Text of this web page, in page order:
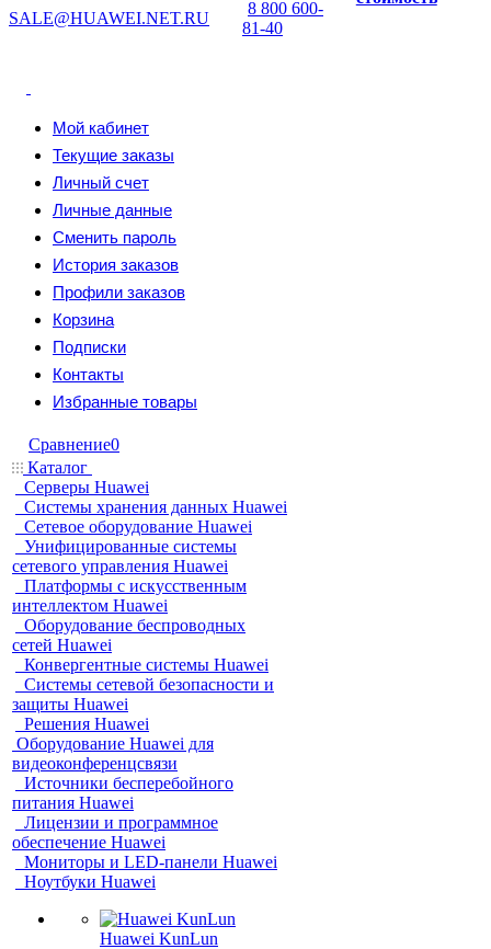
SALE@HUAWEI.NET.RU
8 800 600-
81-40
Мой кабинет
Текущие заказы
Личный счет
Личные данные
Сменить пароль
История заказов
Профили заказов
Корзина
Подписки
Контакты
Избранные товары
Сравнение0
Каталог
Серверы Huawei
Системы хранения данных Huawei
Сетевое оборудование Huawei
Унифицированные системы
сетевого управления Huawei
Платформы с искусственным
интеллектом Huawei
Оборудование беспроводных
сетей Huawei
Конвергентные системы Huawei
Системы сетевой безопасности и
защиты Huawei
Решения Huawei
Оборудование Huawei для
видеоконференцсвязи
Источники бесперебойного
питания Huawei
Лицензии и программное
обеспечение Huawei
Мониторы и LED-панели Huawei
Ноутбуки Huawei
Huawei KunLun